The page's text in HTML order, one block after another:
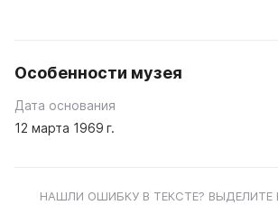
Особенности музея
Дата основания
12 марта 1969 г.
НАШЛИ ОШИБКУ В ТЕКСТЕ? ВЫДЕЛИТЕ